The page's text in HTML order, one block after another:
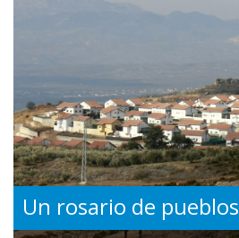
Un rosario de pueblos